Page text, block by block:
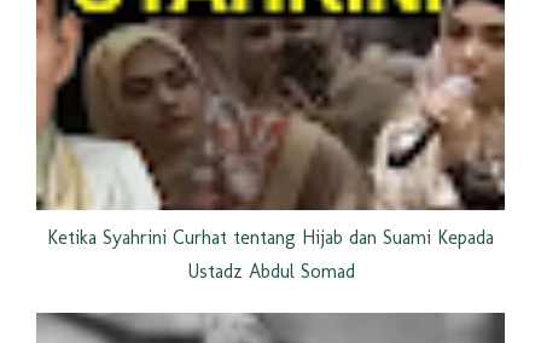
Ketika Syahrini Curhat tentang Hijab dan Suami Kepada
Ustadz Abdul Somad